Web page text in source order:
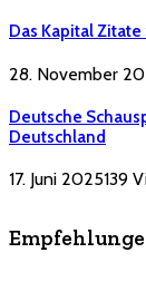
Das Kapital Zitate
28. November
Deutsche
Deutschland
17. Juni 2025139